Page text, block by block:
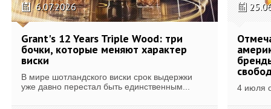
6.07.2026
Grant's 12 Years Triple Wood: три
бочки, которые меняют характер
виски
В мире шотландского виски срок выдержки
уже давно перестал быть единственным...
4 июля